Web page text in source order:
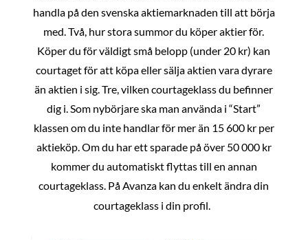
handla på den svenska aktiemarknaden till att börja
med. Två, hur stora summor du köper aktier för.
Köper du för väldigt små belopp (under 20 kr) kan
courtaget för att köpa eller sälja aktien vara dyrare
än aktien i sig. Tre, vilken courtageklass du befinner
dig i. Som nybörjare ska man använda i “Start”
klassen om du inte handlar för mer än 15 600 kr per
aktieköp. Om du har ett sparade på över 50 000 kr
kommer du automatiskt flyttas till en annan
courtageklass. På Avanza kan du enkelt ändra din
courtageklass i din profil.